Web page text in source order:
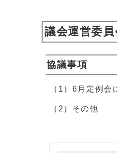
議会運営委
協議事項
（1）6月定例会
（2）その他